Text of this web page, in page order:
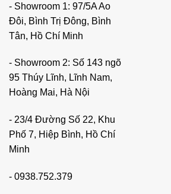
- Showroom 1: 97/5A Ao
Đôi, Bình Trị Đông, Bình
Tân, Hồ Chí Minh
- Showroom 2: Số 143 ngõ
95 Thúy Lĩnh, Lĩnh Nam,
Hoàng Mai, Hà Nội
- 23/4 Đường Số 22, Khu
Phố 7, Hiệp Bình, Hồ Chí
Minh
- 0938.752.379